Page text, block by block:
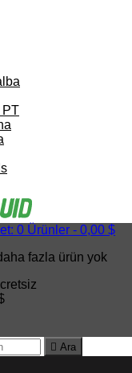
PT
0 Ürünler - 0,00 $
fazla ürün yok
 Ara